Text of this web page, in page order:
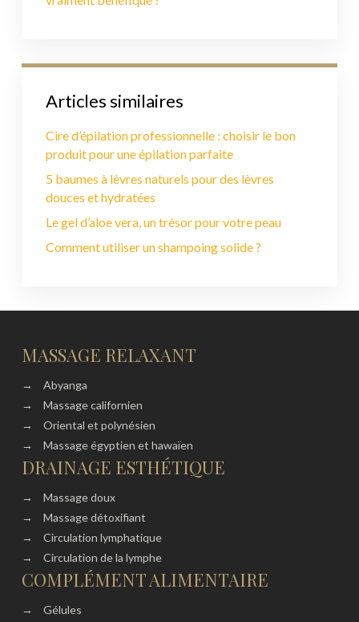
Articles similaires
Cire d’épilation professionnelle : choisir le bon
produit pour une épilation parfaite
5 baumes à lèvres naturels pour des lèvres
douces et hydratées
Le gel d’aloe vera, un trésor pour votre peau
Comment utiliser un shampoing solide ?
MASSAGE RELAXANT
→
Abyanga
→
Massage californien
→
Oriental et polynésien
→
Massage égyptien et hawaïen
DRAINAGE ESTHÉTIQUE
→
Massage doux
→
Massage détoxifiant
→
Circulation lymphatique
→
Circulation de la lymphe
COMPLÉMENT ALIMENTAIRE
→ Gélules